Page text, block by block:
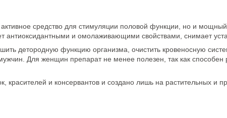
средство для стимуляции половой функции, но и
и омолаживающими свойствами, снимает
детородную функцию организма, очистить кровеносную
Для женщин препарат не менее полезен, так как способен
красителей и консервантов и создано лишь на растительных и